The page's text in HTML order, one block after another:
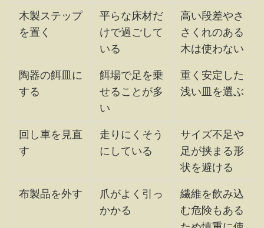
木製ステップ
を置く
平らな床材だ
けで過ごして
いる
高い段差やさ
さくれのある
木は使わない
陶器の餌皿に
する
餌場で足を乗
せることが多
い
重く安定した
浅い皿を選ぶ
回し車を見直
す
走りにくそう
にしている
サイズ不足や
足が挟まる形
状を避ける
布製品を外す
爪がよく引っ
かかる
繊維を飲み込
む危険もある